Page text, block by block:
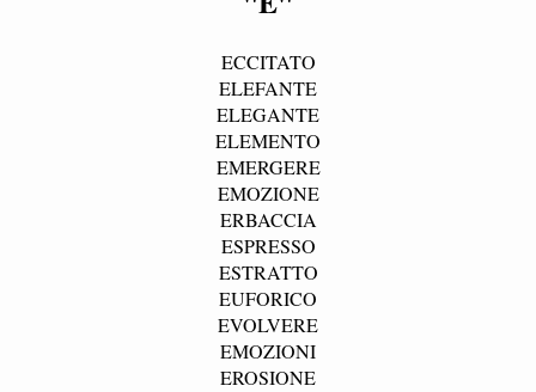
ECCITATO
ELEFANTE
ELEGANTE
ELEMENTO
EMERGERE
EMOZIONE
ERBACCIA
ESPRESSO
ESTRATTO
EUFORICO
EVOLVERE
EMOZIONI
EROSIONE